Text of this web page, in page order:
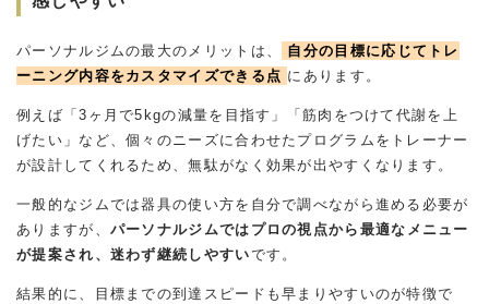
パーソナルジムの最大のメリットは、
自分の目標に応じてトレ
ーニング内容をカスタマイズできる点 にあります。
例えば「3ヶ月で5kgの減量を目指す」「筋肉をつけて代謝を上
げたい」など、個々のニーズに合わせたプログラムをトレーナー
が設計してくれるため、無駄がなく効果が出やすくなります。
一般的なジムでは器具の使い方を自分で調べながら進める必要が
ありますが、 パーソナルジムではプロの視点から最適なメニュー
が提案され、迷わず継続しやすいです。
結果的に、目標までの到達スピードも早まりやすいのが特徴で